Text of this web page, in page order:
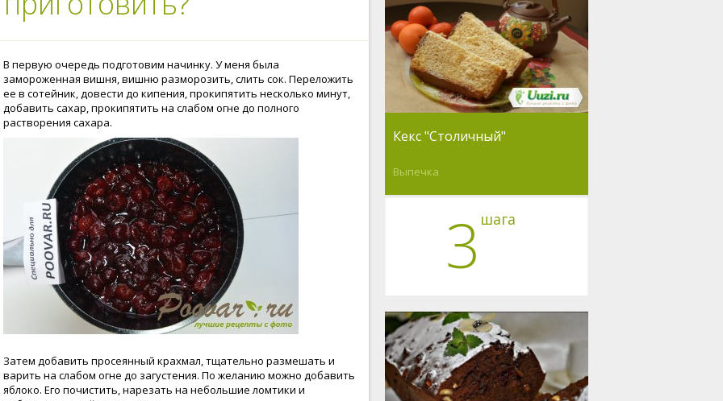
В первую очередь подготовим начинку. У меня была
замороженная вишня, вишню разморозить, слить сок. Переложить
ее в сотейник, довести до кипения, прокипятить несколько минут,
добавить сахар, прокипятить на слабом огне до полного
растворения сахара.
Затем добавить просеянный крахмал, тщательно размешать и
варить на слабом огне до загустения. По желанию можно добавить
яблоко. Его почистить, нарезать на небольшие ломтики и
Кекс "Столичный"
Выпечка
3 шага